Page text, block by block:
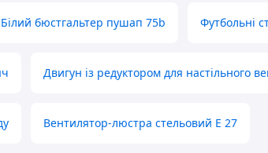
Білий бюстгальтер пушап 75b Футбольні
Двигун із редуктором для настільного
Вентилятор-люстра стельовий E 27